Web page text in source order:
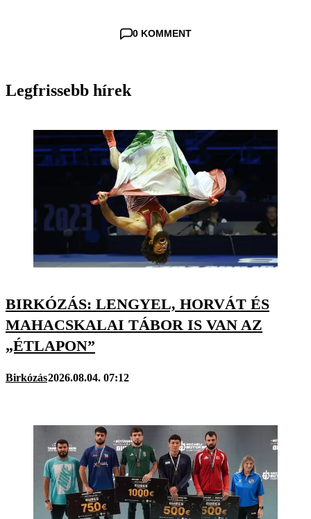
0 KOMMENT
Legfrissebb hírek
BIRKÓZÁS: LENGYEL, HORVÁT ÉS
MAHACSKALAI TÁBOR IS VAN AZ
„ÉTLAPON”
Birkózás2026.08.04. 07:12